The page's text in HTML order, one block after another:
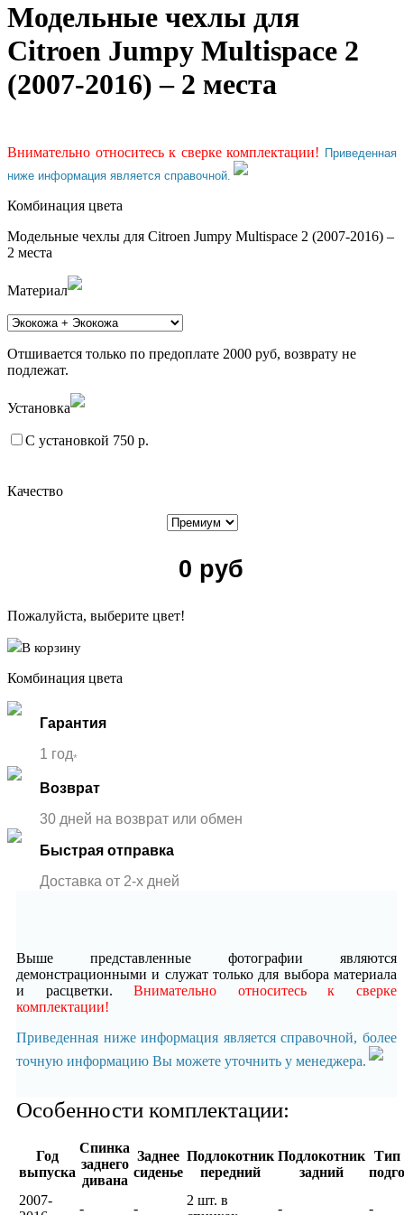
Модельные чехлы для
Citroen Jumpy Multispace 2
(2007-2016) – 2 места
Внимательно относитесь к сверке комплектации! Приведенная
ниже информация является справочной.
Комбинация цвета
Модельные чехлы для Citroen Jumpy Multispace 2 (2007-2016) –
2 места
Материал
Отшивается только по предоплате 2000 руб, возврату не
подлежат.
Установка
С установкой 750 р.
Качество
0 руб
Пожалуйста, выберите цвет!
В корзину
Комбинация цвета
Гарантия
1 год*
Возврат
30 дней на возврат или обмен
Быстрая отправка
Доставка от 2-x дней
Выше представленные фотографии являются
демонстрационными и служат только для выбора материала
и расцветки.Внимательно относитесь к сверке
комплектации!
Приведенная ниже информация является справочной, более
точную информацию Вы можете уточнить у менеджера.
Особенности комплектации:
Год
выпуска
Спинка
заднего
дивана
Заднее
сиденье
Подлокотник
передний
Подлокотник
задний
Тип
2007-
- -
2 шт. в
- -